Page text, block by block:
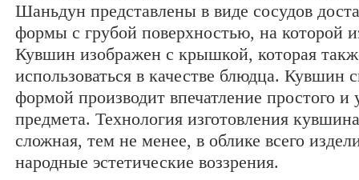
Шаньдун представлены в виде сосудов
формы с грубой поверхностью, на которой
Кувшин изображен с крышкой, которая
использоваться в качестве блюдца. Кувшин
формой производит впечатление простого и
предмета. Технология изготовления
сложная, тем не менее, в облике всего
народные эстетические воззрения.